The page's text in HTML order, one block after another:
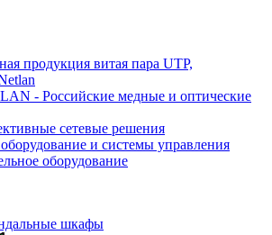
продукция витая пара UTP,
- Российские медные и оптические
сетевые решения
и системы управления
оборудование
шкафы